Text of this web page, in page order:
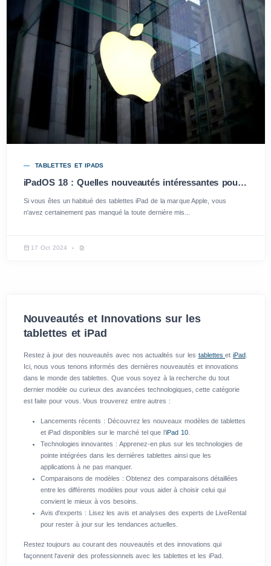
TABLETTES ET IPADS
iPadOS 18 : Quelles nouveautés intéressantes pour les adeptes d'iPad ?
Si vous êtes un habitué des tablettes iPad de la marque Apple, vous
n'avez certainement pas manqué la toute dernière mis...
17 Oct 2024
Nouveautés et Innovations sur les
tablettes et iPad
Restez à jour des nouveautés avec nos actualités sur les tabletteset iPad
Ici, nous vous tenons informés des dernières nouveautés et innovations
dans le monde des tablettes. Que vous soyez à la recherche du tout
dernier modèle ou curieux des avancées technologiques, cette catégorie
est faite pour vous. Vous trouverez entre autres :
Lancements récents : Découvrez les nouveaux modèles de tablettes
et iPad disponibles sur le marché tel que l’iPad 10.
Technologies innovantes : Apprenez-en plus sur les technologies de
pointe intégrées dans les dernières tablettes ainsi que les
applications à ne pas manquer.
Comparaisons de modèles : Obtenez des comparaisons détaillées
entre les différents modèles pour vous aider à choisir celui qui
convient le mieux à vos besoins.
Avis d'experts : Lisez les avis et analyses des experts de LiveRental
pour rester à jour sur les tendances actuelles.
Restez toujours au courant des nouveautés et des innovations qui
façonnent l'avenir des professionnels avec les tablettes et les iPad.